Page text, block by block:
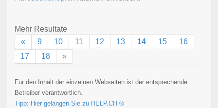
Mehr Resultate
«
9 10 11 12 13 14 15
16
17
18 »
Für den Inhalt der einzelnen Webseiten ist der entsprechende
Betreiber verantwortlich.
Tipp: Hier gelangen Sie zu HELP.CH ®